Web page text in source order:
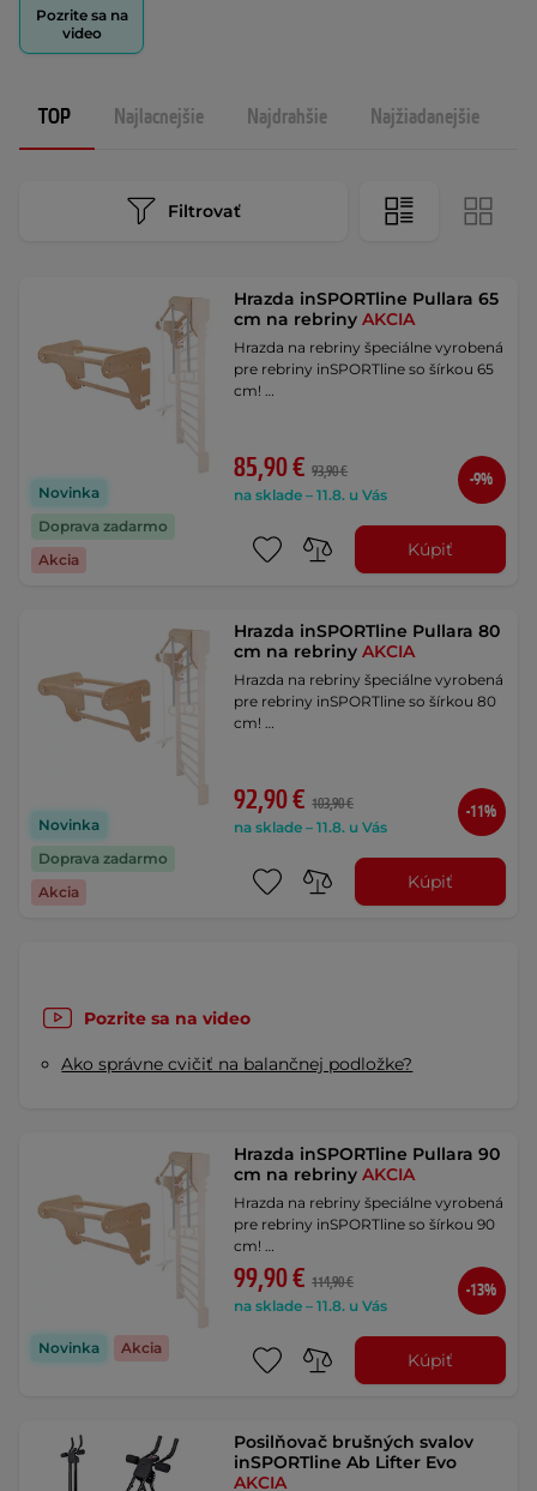
Pozrite sa na
video
TOP Najlacnejšie Najdrahšie Najžiadanejšie
Filtrovať
Novinka
Doprava zadarmo
Akcia
Hrazda inSPORTline Pullara 65
cm na rebrinyAKCIA
Hrazda na rebriny špeciálne vyrobená
pre rebriny inSPORTline so šírkou 65
cm! …
85,90 € 93,90 €
na sklade – 11.8. u Vás
-9%
Kúpiť
Novinka
Doprava zadarmo
Akcia
Hrazda inSPORTline Pullara 80
cm na rebrinyAKCIA
Hrazda na rebriny špeciálne vyrobená
pre rebriny inSPORTline so šírkou 80
cm! …
92,90 € 103,90 €
na sklade – 11.8. u Vás
-11%
Kúpiť
Pozrite sa na video
Ako správne cvičiť na balančnej podložke?
Novinka Akcia
Hrazda inSPORTline Pullara 90
cm na rebrinyAKCIA
Hrazda na rebriny špeciálne vyrobená
pre rebriny inSPORTline so šírkou 90
cm! …
99,90 € 114,90 €
na sklade – 11.8. u Vás
-13%
Kúpiť
Posilňovač brušných svalov
inSPORTline Ab Lifter Evo
AKCIA